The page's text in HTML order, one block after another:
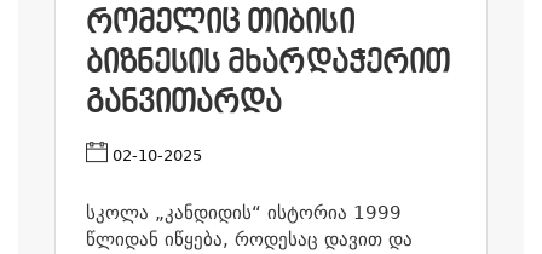
ᲠᲝᲛᲔᲚᲘᲪ ᲗᲘᲑᲘᲡᲘ
ᲑᲘᲖᲜᲔᲡᲘᲡ ᲛᲮᲐᲠᲓᲐᲭᲔᲠᲘᲗ
ᲒᲐᲜᲕᲘᲗᲐᲠᲓᲐ
02-10-2025
სკოლა „კანდიდის“ ისტორია 1999
წლიდან იწყება, როდესაც დავით და